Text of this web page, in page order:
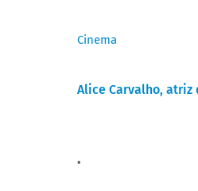
Cinema
Alice Carvalho, atriz